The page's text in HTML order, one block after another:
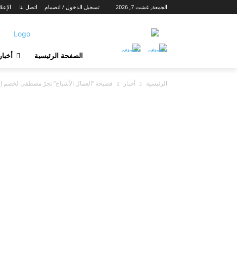
الجمعة, غشت 7, 2026 تسجيل الدخول / انضمام اتصل بنا
الصفحة الرئيسية أخبار
الرئيسية أخبار فضيحة “العمال الأشباح” تجرّ مصطفى لخصم